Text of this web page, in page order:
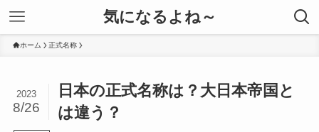
気になるよね～
ホーム 正式名称
日本の正式名称は？大日本帝国と
は違う？
2023
8/26